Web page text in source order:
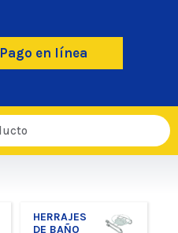
Pago en línea
HERRAJES
DE BAÑO